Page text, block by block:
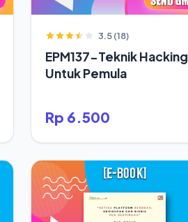
3.5 (18)
EPM137-Teknik Hacking
Untuk Pemula
Rp 6.500